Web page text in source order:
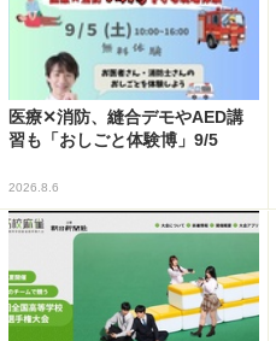
医療✕消防、縫合デモやAED講
習も「おしごと体験博」9/5
2026.8.6